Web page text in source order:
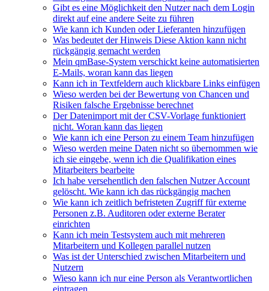
Gibt es eine Möglichkeit den Nutzer nach dem Login
direkt auf eine andere Seite zu führen
Wie kann ich Kunden oder Lieferanten hinzufügen
Was bedeutet der Hinweis Diese Aktion kann nicht
rückgängig gemacht werden
Mein qmBase-System verschickt keine automatisierten
E-Mails, woran kann das liegen
Kann ich in Textfeldern auch klickbare Links einfügen
Wieso werden bei der Bewertung von Chancen und
Risiken falsche Ergebnisse berechnet
Der Datenimport mit der CSV-Vorlage funktioniert
nicht. Woran kann das liegen
Wie kann ich eine Person zu einem Team hinzufügen
Wieso werden meine Daten nicht so übernommen wie
ich sie eingebe, wenn ich die Qualifikation eines
Mitarbeiters bearbeite
Ich habe versehentlich den falschen Nutzer Account
gelöscht. Wie kann ich das rückgängig machen
Wie kann ich zeitlich befristeten Zugriff für externe
Personen z.B. Auditoren oder externe Berater
einrichten
Kann ich mein Testsystem auch mit mehreren
Mitarbeitern und Kollegen parallel nutzen
Was ist der Unterschied zwischen Mitarbeitern und
Nutzern
Wieso kann ich nur eine Person als Verantwortlichen
eintragen